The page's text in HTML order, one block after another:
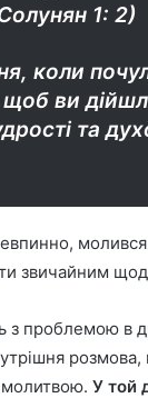
1: 2)
коли
ви
та
молився
звичайним
з проблемою в
розмова,
У той